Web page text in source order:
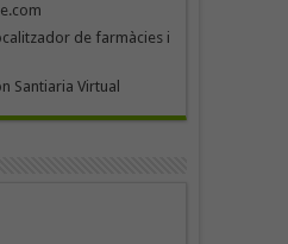
de farmàcies i
Santiaria Virtual